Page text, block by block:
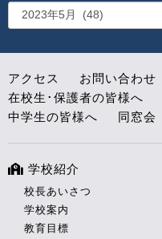
アクセス お問い合わせ
在校生･保護者の皆様へ
中学生の皆様へ
同窓会
学校紹介
校長あいさつ
学校案内
教育目標